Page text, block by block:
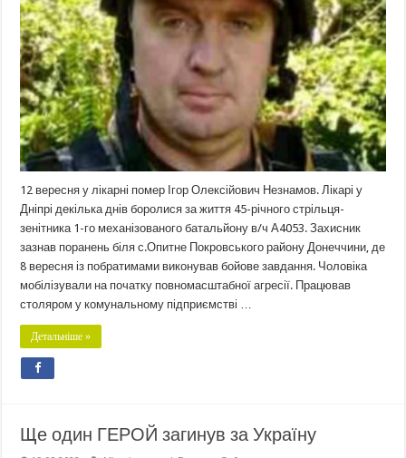
12 вересня у лікарні помер Ігор Олексійович Незнамов. Лікарі у
Дніпрі декілька днів боролися за життя 45-річного стрільця-
зенітника 1-го механізованого батальйону в/ч А4053. Захисник
зазнав поранень біля с.Опитне Покровського району Донеччини, де
8 вересня із побратимами виконував бойове завдання. Чоловіка
мобілізували на початку повномасштабної агресії. Працював
столяром у комунальному підприємстві …
Детальніше »
Ще один ГЕРОЙ загинув за Україну